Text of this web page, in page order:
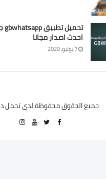
احدث اصدار مجانا
7 يوليو، 2020
جميع الحقوق محفوظة لدى تحمل